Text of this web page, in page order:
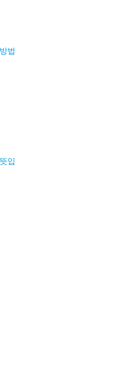
법
입